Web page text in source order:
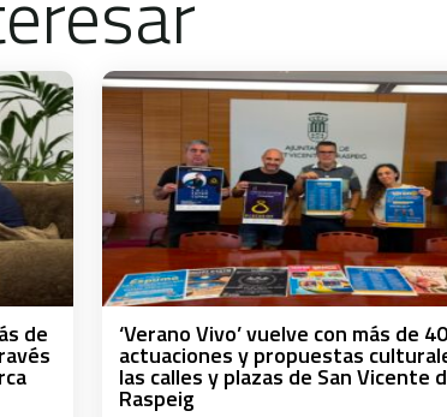
de ‘Verano Vivo’ vuelve con más de 40
actuaciones y propuestas
las calles y plazas de San Vicente
Raspeig